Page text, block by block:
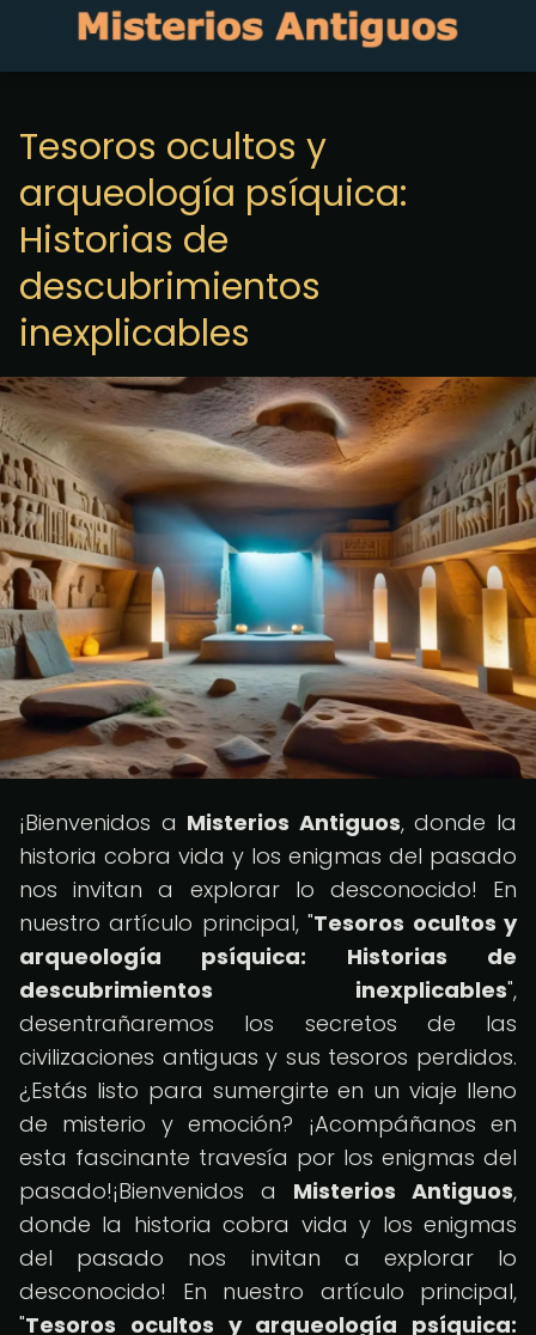
Tesoros ocultos y
arqueología psíquica:
Historias de
descubrimientos
inexplicables
¡Bienvenidos a Misterios Antiguos, donde la
historia cobra vida y los enigmas del pasado
nos invitan a explorar lo desconocido! En
nuestro artículo principal, "Tesoros ocultos y
arqueología psíquica: Historias de
descubrimientos inexplicables",
desentrañaremos los secretos de las
civilizaciones antiguas y sus tesoros perdidos.
¿Estás listo para sumergirte en un viaje lleno
de misterio y emoción? ¡Acompáñanos en
esta fascinante travesía por los enigmas del
pasado!¡Bienvenidos a Misterios Antiguos,
donde la historia cobra vida y los enigmas
del pasado nos invitan a explorar lo
desconocido! En nuestro artículo principal,
"Tesoros ocultos y arqueología psíquica: